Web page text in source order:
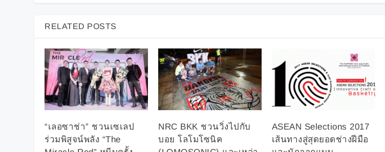
RELATED POSTS
“เลอซาช่า” ชวนเซเลป
ร่วมพิสูจน์พลัง “The
NRC BKK ชวนวิ่งไปกับ
บอย โลโมโซนิค
ASEAN Selections 2017
เส้นทางสู่สุดยอดช่างฝีมือ